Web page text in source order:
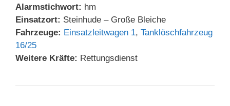
Alarmstichwort: hm
Einsatzort: Steinhude – Große Bleiche
Fahrzeuge: Einsatzleitwagen 1, Tanklöschfahrzeug
16/25
Weitere Kräfte: Rettungsdienst